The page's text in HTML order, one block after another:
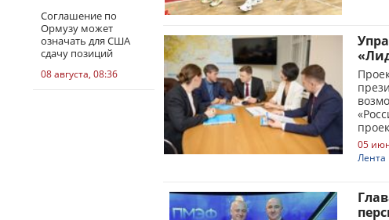
Соглашение по
Ормузу может
означать для США
сдачу позиций
08 августа, 08:36
05
Лента